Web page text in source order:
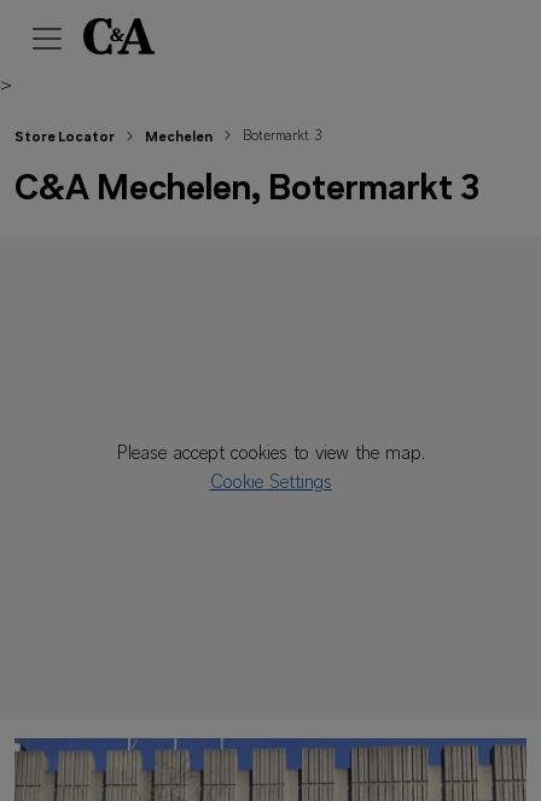
>
Please accept cookies to view the map.
Cookie Settings
Store Locator Mechelen Botermarkt 3
C&A Mechelen, Botermarkt 3